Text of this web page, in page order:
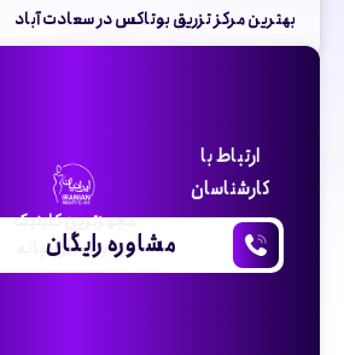
بهترین مرکز تزریق بوتاکس در سعادت آباد
ارتباط با
کارشناسان
مشاوره رایگان
مجهزترین کلینیک
زیبایی خاورمیانه